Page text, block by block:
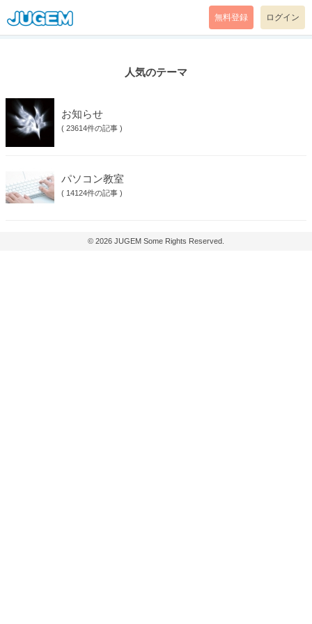
無料登録 ログイン
人気のテーマ
お知らせ
( 23614件の記事 )
パソコン教室
( 14124件の記事 )
© 2026 JUGEM Some Rights Reserved.